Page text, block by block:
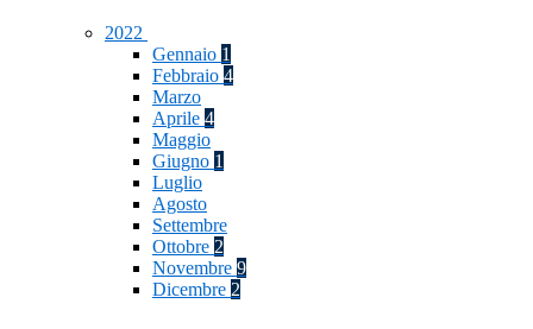
2022
Gennaio 1
Febbraio 4
Marzo
Aprile 4
Maggio
Giugno 1
Luglio
Agosto
Settembre
Ottobre 2
Novembre 9
Dicembre 2